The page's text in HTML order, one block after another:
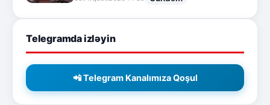
Telegramda izləyin
📲 Telegram Kanalımıza Qoşul